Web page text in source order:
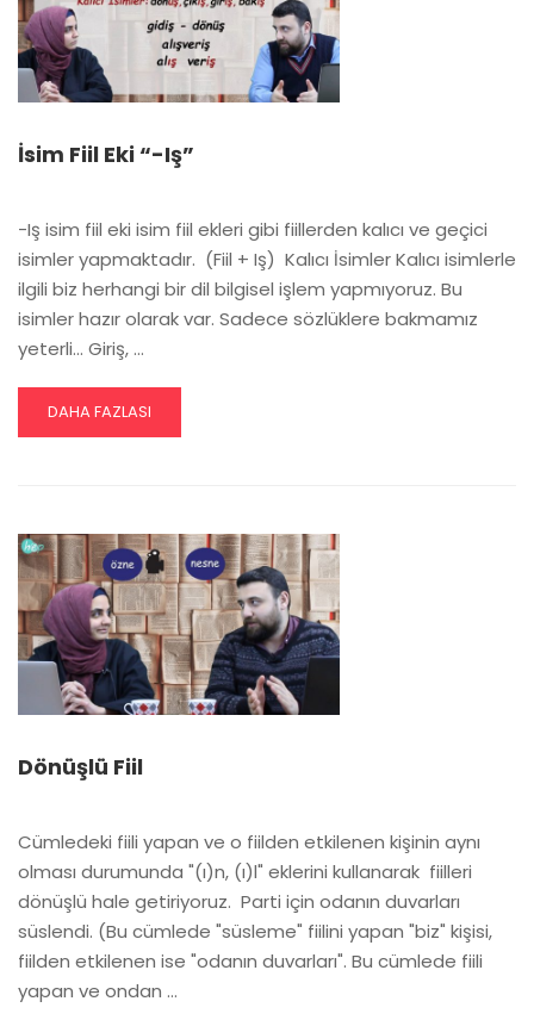
İsim Fiil Eki “-Iş”
-Iş isim fiil eki isim fiil ekleri gibi fiillerden kalıcı ve geçici
isimler yapmaktadır. (Fiil + Iş) ​ Kalıcı İsimler Kalıcı isimlerle
ilgili biz herhangi bir dil bilgisel işlem yapmıyoruz. Bu
isimler hazır olarak var. Sadece sözlüklere bakmamız
yeterli... Giriş, …
READ
MORE
EKI
“-
IŞ”
DAHA FAZLASI
Dönüşlü Fiil
Cümledeki fiili yapan ve o fiilden etkilenen kişinin aynı
olması durumunda "(ı)n, (ı)l" eklerini kullanarak fiilleri
dönüşlü hale getiriyoruz. ​ Parti için odanın duvarları
süslendi. (Bu cümlede "süsleme" fiilini yapan "biz" kişisi,
fiilden etkilenen ise "odanın duvarları". Bu cümlede fiili
yapan ve ondan …